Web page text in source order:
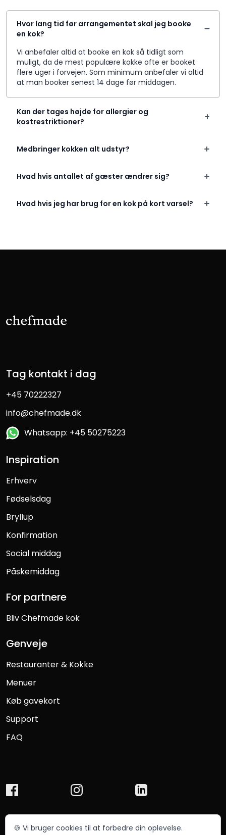
Hvor lang tid før arrangementet skal jeg booke
en kok?
Vi anbefaler altid at booke en kok så tidligt som
muligt, da de mest populære kokke ofte er booket
flere uger i forvejen. Som minimum anbefaler vi altid
at man booker senest 14 dage før middagen.
Kan der tages højde for allergier og
kostrestriktioner?
Medbringer kokken alt udstyr?
Hvad hvis antallet af gæster ændrer sig?
Hvad hvis jeg har brug for en kok på kort varsel?
Tag kontakt i dag
+45 70222327
info@chefmade.dk
Whatsapp: +45 50275223
Inspiration
Erhverv
Fødselsdag
Bryllup
Konfirmation
Social middag
Påskemiddag
For partnere
Bliv Chefmade kok
Genveje
Restauranter & Kokke
Menuer
Køb gavekort
Support
FAQ
🍪 Vi bruger cookies til at forbedre din oplevelse.